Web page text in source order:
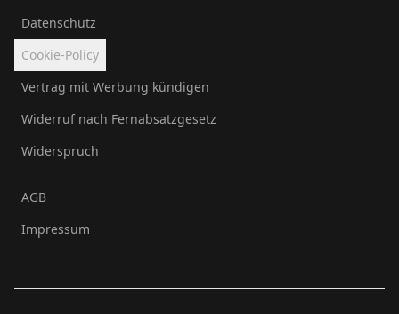
Datenschutz
Cookie-Policy
Vertrag mit Werbung kündigen
Widerruf nach Fernabsatzgesetz
Widerspruch
AGB
Impressum